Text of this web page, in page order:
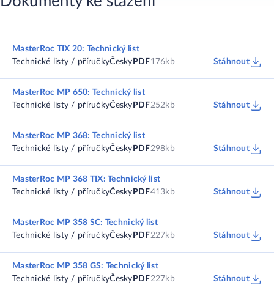
MasterRoc TIX 20: Technický list
Technické listy / příručkyČesky PDF176kb Stáhnout
MasterRoc MP 650: Technický list
Technické listy / příručkyČesky PDF252kb Stáhnout
MasterRoc MP 368: Technický list
Technické listy / příručkyČesky PDF298kb Stáhnout
MasterRoc MP 368 TIX: Technický list
Technické listy / příručkyČesky PDF413kb Stáhnout
MasterRoc MP 358 SC: Technický list
Technické listy / příručkyČesky PDF227kb Stáhnout
MasterRoc MP 358 GS: Technický list
Technické listy / příručkyČesky PDF227kb Stáhnout